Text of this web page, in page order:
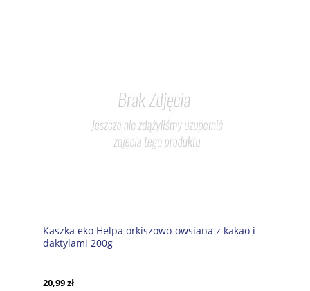
Kaszka eko Helpa orkiszowo-owsiana z kakao i
daktylami 200g
20,99 zł